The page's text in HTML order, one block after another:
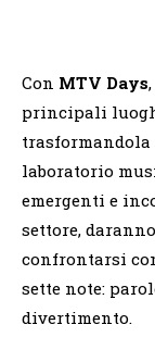
Con MTV Days
principali
laboratorio
emergenti e
settore,
confrontarsi
sette note:
divertimento.